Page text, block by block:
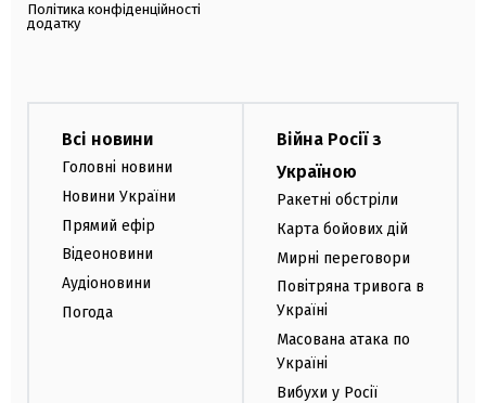
Політика конфіденційності
додатку
Всі новини
Головні новини
Новини України
Прямий ефір
Відеоновини
Аудіоновини
Погода
Війна Росії з
Україною
Ракетні обстріли
Карта бойових дій
Мирні переговори
Повітряна тривога в
Україні
Масована атака по
Україні
Вибухи у Росії